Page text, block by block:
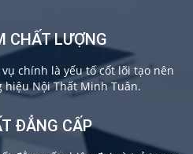
CHẤT LƯỢNG
chính là yếu tố cốt lõi tạo nên
hiệu Nội Thất Minh Tuân.
ĐẲNG CẤP